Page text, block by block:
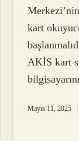
kart
AKİS kart
Mayıs 11, 2025